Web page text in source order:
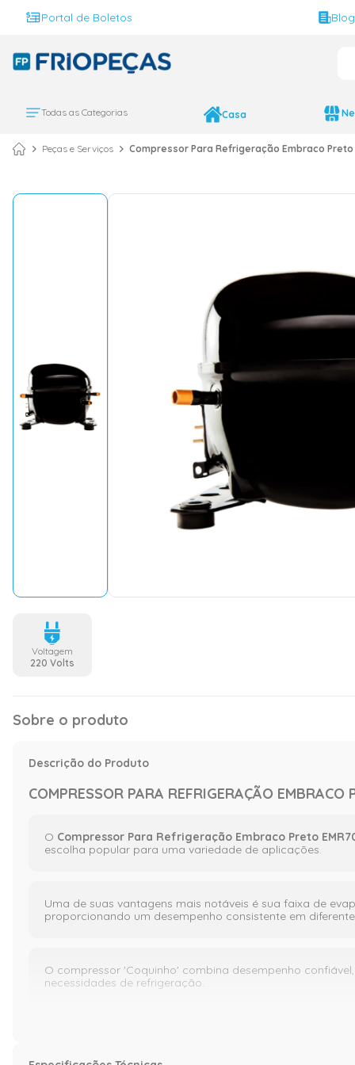
Portal de Boletos Blog
Todas as Categorias Casa
Peças e Serviços Compressor Para Refrigeração Embraco Preto
Voltagem
220 Volts
Sobre o produto
Descrição do Produto
COMPRESSOR PARA REFRIGERAÇÃO
O Compressor Para Refrigeração Embraco Preto
escolha popular para uma variedade de aplicações.
Uma de suas vantagens mais notáveis é sua faixa de
proporcionando um desempenho consistente em
O compressor 'Coquinho' combina desempenho
necessidades de refrigeração.
ar condicionado
bebedouro